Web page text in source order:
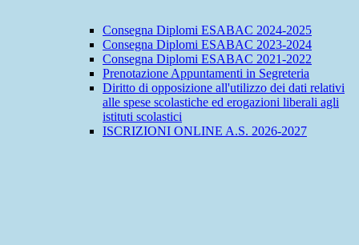
Consegna Diplomi ESABAC 2024-2025
Consegna Diplomi ESABAC 2023-2024
Consegna Diplomi ESABAC 2021-2022
Prenotazione Appuntamenti in Segreteria
Diritto di opposizione all'utilizzo dei dati relativi
alle spese scolastiche ed erogazioni liberali agli
istituti scolastici
ISCRIZIONI ONLINE A.S. 2026-2027